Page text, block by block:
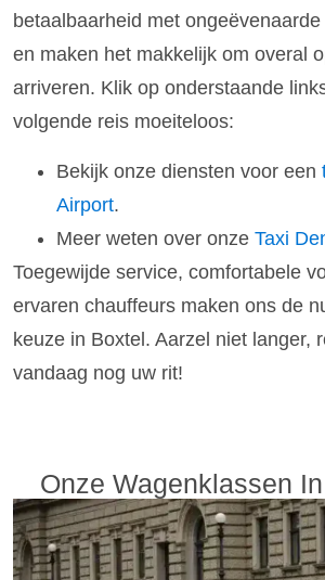
betaalbaarheid met
en maken het makkelijk om overal
arriveren. Klik op onderstaande
volgende reis moeiteloos:
Bekijk onze diensten voor een
Airport.
Meer weten over onze Taxi
Toegewijde service, comfortabele
ervaren chauffeurs maken ons de
keuze in Boxtel. Aarzel niet langer,
vandaag nog uw rit!
Onze Wagenklassen